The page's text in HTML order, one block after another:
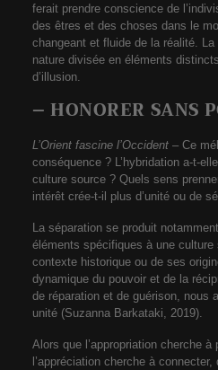
ferait prendre conscience de
des êtres et des choses dans le
changeant et fluide de la réalité.
nature divisée en éléments
d’illusion.
– HONORER SANS
L’Orient fascine l’Occident – ​​Ce
conséquence ? L’hybridation a-t-
culture source ? Quels sens
intérêt crée-t-il plus d’unité ou de
La séparation se produit
éléments spécifiques à une
contexte historique ou de ses
dynamique du pouvoir et de la
de réparation et de guérison, nous
unité (Suzanna Barkataki, 2019).
Alors que l’appropriation cherche
l’appréciation cherche à connecter,